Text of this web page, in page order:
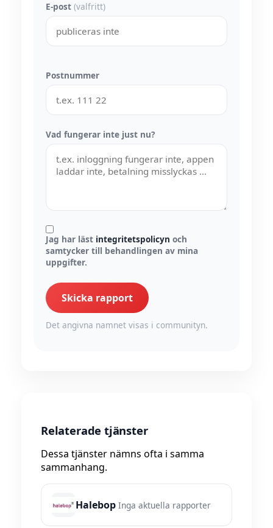
E-post (valfritt)
Postnummer
Vad fungerar inte just nu?
Jag har läst integritetspolicyn och
samtycker till behandlingen av mina
uppgifter.
Skicka rapport
Det angivna namnet visas i communityn.
Relaterade tjänster
Dessa tjänster nämns ofta i samma
sammanhang.
Halebop Inga aktuella rapporter